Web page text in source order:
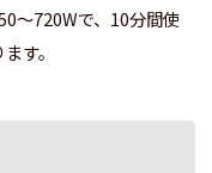
～720Wで、10分間使
す。